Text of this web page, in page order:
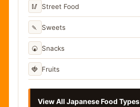
🥢 Street Food
🍡 Sweets
🍘 Snacks
🍓 Fruits
View All Japanese Food Types